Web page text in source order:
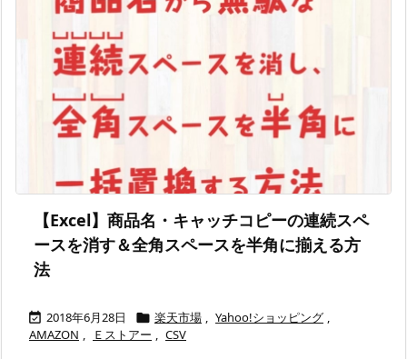
【Excel】商品名・キャッチコピーの連続スペ
ースを消す＆全角スペースを半角に揃える方
法
 2018年6月28日  楽天市場 , Yahoo!ショッピング ,
AMAZON , Ｅストアー , CSV